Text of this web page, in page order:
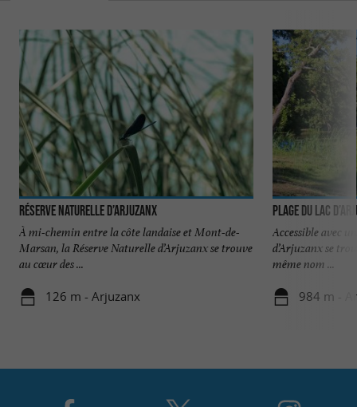
Réserve Naturelle d’Arjuzanx
À mi-chemin entre la côte landaise et Mont-de-
Marsan, la Réserve Naturelle d’Arjuzanx se trouve
au cœur des ...
126 m - Arjuzanx
Plage du Lac
Accessible avec
d’Arjuzanx se
même nom ...
984 m -